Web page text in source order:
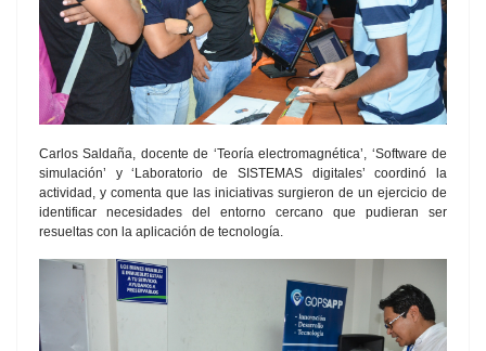
Carlos Saldaña, docente de ‘Teoría electromagnética’, ‘Software de
simulación’ y ‘Laboratorio de SISTEMAS digitales’ coordinó la
actividad, y comenta que las iniciativas surgieron de un ejercicio de
identificar necesidades del entorno cercano que pudieran ser
resueltas con la aplicación de tecnología.